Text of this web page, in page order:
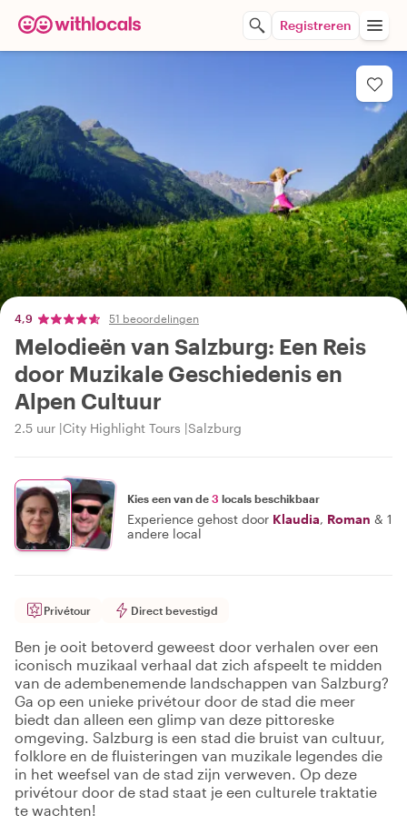
Registreren
4,9 51 beoordelingen
Melodieën van Salzburg: Een Reis
door Muzikale Geschiedenis en
Alpen Cultuur
2.5 uur City Highlight Tours Salzburg
Kies een van de 3 locals beschikbaar
Experience gehost door Klaudia, Roman & 1
andere local
Privétour Direct bevestigd
Ben je ooit betoverd geweest door verhalen over een
iconisch muzikaal verhaal dat zich afspeelt te midden
van de adembenemende landschappen van Salzburg?
Ga op een unieke privétour door de stad die meer
biedt dan alleen een glimp van deze pittoreske
omgeving. Salzburg is een stad die bruist van cultuur,
folklore en de fluisteringen van muzikale legendes die
in het weefsel van de stad zijn verweven. Op deze
privétour door de stad staat je een culturele traktatie
te wachten!